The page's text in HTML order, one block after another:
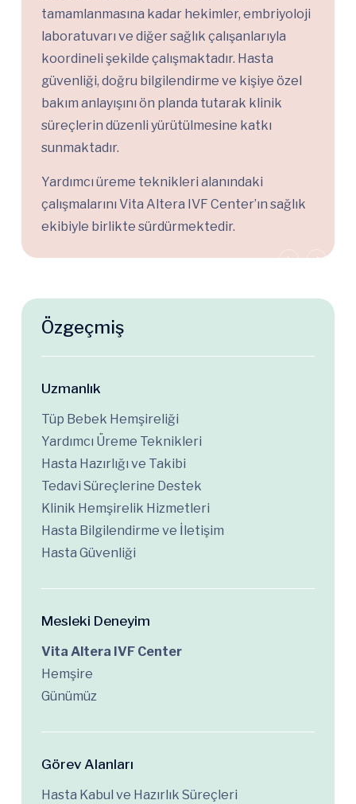
tamamlanmasına kadar hekimler, embriyoloji
laboratuvarı ve diğer sağlık çalışanlarıyla
koordineli şekilde çalışmaktadır. Hasta
güvenliği, doğru bilgilendirme ve kişiye özel
bakım anlayışını ön planda tutarak klinik
süreçlerin düzenli yürütülmesine katkı
sunmaktadır.
Yardımcı üreme teknikleri alanındaki
çalışmalarını Vita Altera IVF Center’ın sağlık
ekibiyle birlikte sürdürmektedir.
Özgeçmiş
Uzmanlık
Tüp Bebek Hemşireliği
Yardımcı Üreme Teknikleri
Hasta Hazırlığı ve Takibi
Tedavi Süreçlerine Destek
Klinik Hemşirelik Hizmetleri
Hasta Bilgilendirme ve İletişim
Hasta Güvenliği
Mesleki Deneyim
Vita Altera IVF Center
Hemşire
Günümüz
Görev Alanları
Hasta Kabul ve Hazırlık Süreçleri